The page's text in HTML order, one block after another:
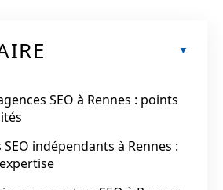
SEO à Rennes : points
indépendants à Rennes :